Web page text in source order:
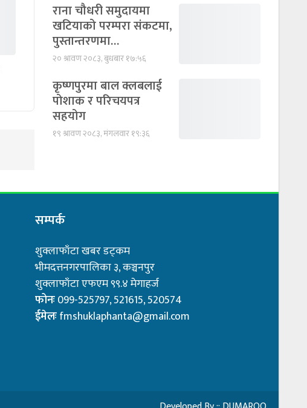
राना चौधरी समुदायमा
खटियाको परम्परा संकटमा,
पुस्तान्तरणमा…
२० श्रावण २०८३, बुधबार १७:५६
कृष्णपुरमा बाल क्लबलाई
पोशाक र परिचयपत्र
सहयोग
१९ श्रावण २०८३, मंगलवार १९:३६
सम्पर्क
शुक्लाफाँटा खबर डट्कम
भीमदत्तनगरपालिका ३, कञ्चनपुर
शुक्लाफाँटा एफएम ९९.४ मेगाहर्ज
फोनः099-525797, 521615, 520574
ईमेलःfmshuklaphanta@gmail.com